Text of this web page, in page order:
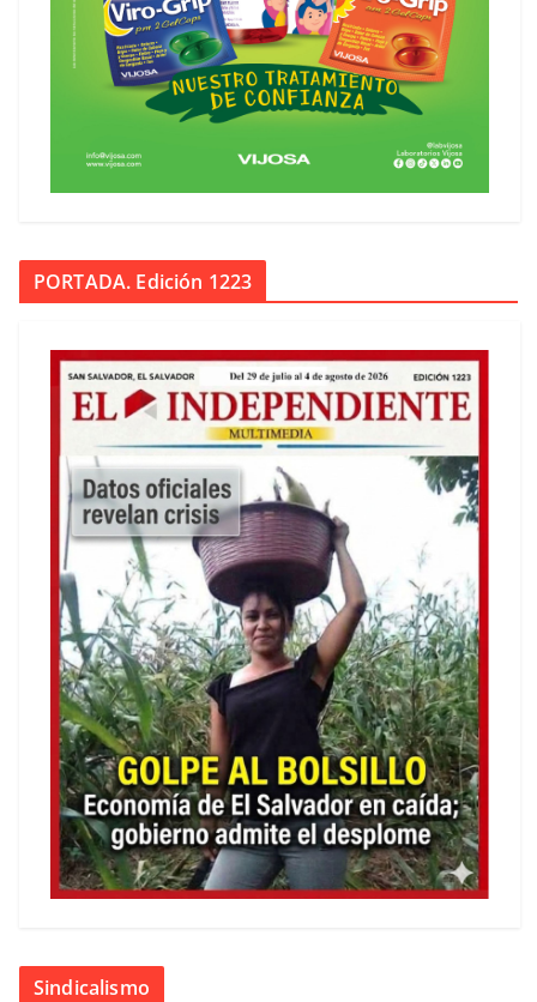
PORTADA. Edición 1223
Sindicalismo